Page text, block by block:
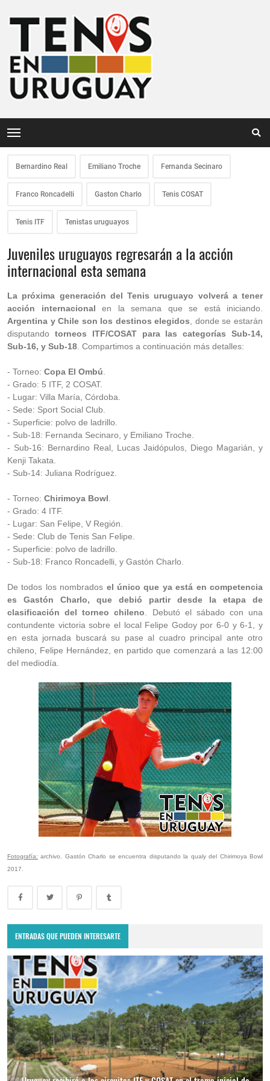
Bernardino Real Emiliano Troche Fernanda Secinaro
Franco Roncadelli Gaston Charlo Tenis COSAT
Tenis ITF Tenistas uruguayos
Juveniles uruguayos regresarán a la acción
internacional esta semana
La próxima generación del Tenis uruguayo volverá a tener
acción internacional en la semana que se está iniciando.
Argentina y Chile son los destinos elegidos , donde se estarán
disputando torneos ITF/COSAT para las categorías Sub-14,
Sub-16, y Sub-18 . Compartimos a continuación más detalles:
- Torneo: Copa El Ombú
- Grado: 5 ITF, 2 COSAT.
- Lugar: Villa María, Córdoba.
- Sede: Sport Social Club.
- Superficie: polvo de ladrillo.
- Sub-18: Fernanda Secinaro, y Emiliano Troche.
- Sub-16: Bernardino Real, Lucas Jaidópulos, Diego Magarián, y
Kenji Takata.
- Sub-14: Juliana Rodríguez.
- Torneo: Chirimoya Bowl
- Grado: 4 ITF.
- Lugar: San Felipe, V Región.
- Sede: Club de Tenis San Felipe.
- Superficie: polvo de ladrillo.
- Sub-18: Franco Roncadelli, y Gastón Charlo.
De todos los nombrados el único que ya está en competencia
es Gastón Charlo, que debió partir desde la etapa de
clasificación del torneo chileno . Debutó el sábado con una
contundente victoria sobre el local Felipe Godoy por 6-0 y 6-1, y
en esta jornada buscará su pase al cuadro principal ante otro
chileno, Felipe Hernández, en partido que comenzará a las 12:00
del mediodía.
Fotografía: archivo. Gastón Charlo se encuentra disputando la qualy del Chirimoya Bowl
2017.
ENTRADAS QUE PUEDEN INTERESARTE